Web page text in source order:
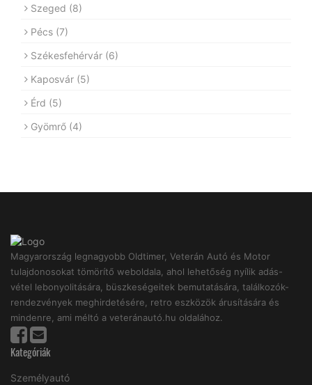
Szeged (8)
Pécs (7)
Székesfehérvár (6)
Kaposvár (5)
Érd (5)
Gyömrő (4)
Magyarország legnagyobb Oldtimer, Veterán Autó és Motor
tulajdonosokat tömörítő weboldala, ahol lehetőség nyílik adás-
vétel lebonyolitására, büszkeségeitek bemutatására, találkozók-
rendezvények meghirdetésére, retro eszközök árusítására és
mindenre, ami méltó a veteránautó.hu oldalához.
Kategóriák
Személyautó